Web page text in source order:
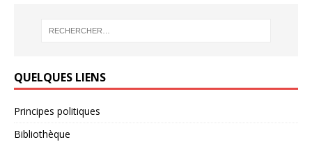
QUELQUES LIENS
Principes politiques
Bibliothèque